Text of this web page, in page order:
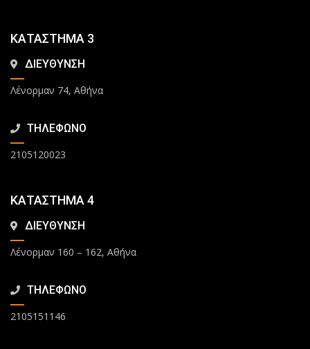
ΚΑΤΑΣΤΗΜΑ 3
ΔΙΕΥΘΥΝΣΗ
Λένορμαν 74, Αθήνα
ΤΗΛΕΦΩΝΟ
2105120023
ΚΑΤΑΣΤΗΜΑ 4
ΔΙΕΥΘΥΝΣΗ
Λένορμαν 160 – 162, Αθήνα
ΤΗΛΕΦΩΝΟ
2105151146